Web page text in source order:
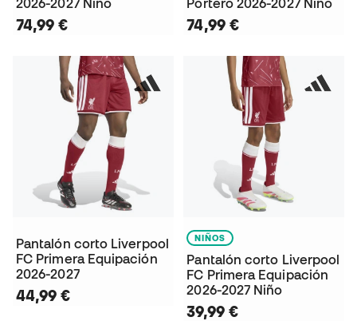
2026-2027 Niño
74,99 €
Portero 2026-2027 Niño
74,99 €
Pantalón corto Liverpool
FC Primera Equipación
2026-2027
44,99 €
NIÑOS
Pantalón corto Liverpool
FC Primera Equipación
2026-2027 Niño
39,99 €